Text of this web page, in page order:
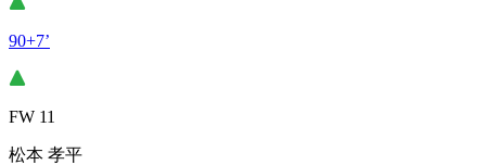
90+7’
FW 11
松本 孝平